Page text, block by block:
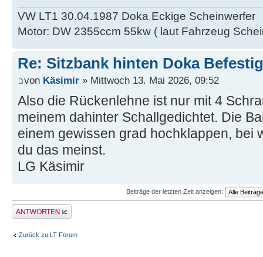
VW LT1 30.04.1987 Doka Eckige Scheinwerfer
Motor: DW 2355ccm 55kw ( laut Fahrzeug
Re: Sitzbank hinten Doka
von Käsimir » Mittwoch 13. Mai 2026, 09:52
Also die Rückenlehne ist nur mit 4
meinem dahinter Schallgedichtet. Die
einem gewissen grad hochklappen, bei
du das meinst.
LG Käsimir
Beiträge der letzten Zeit anzeigen:
Antwort erstellen
Zurück zu LT-Forum